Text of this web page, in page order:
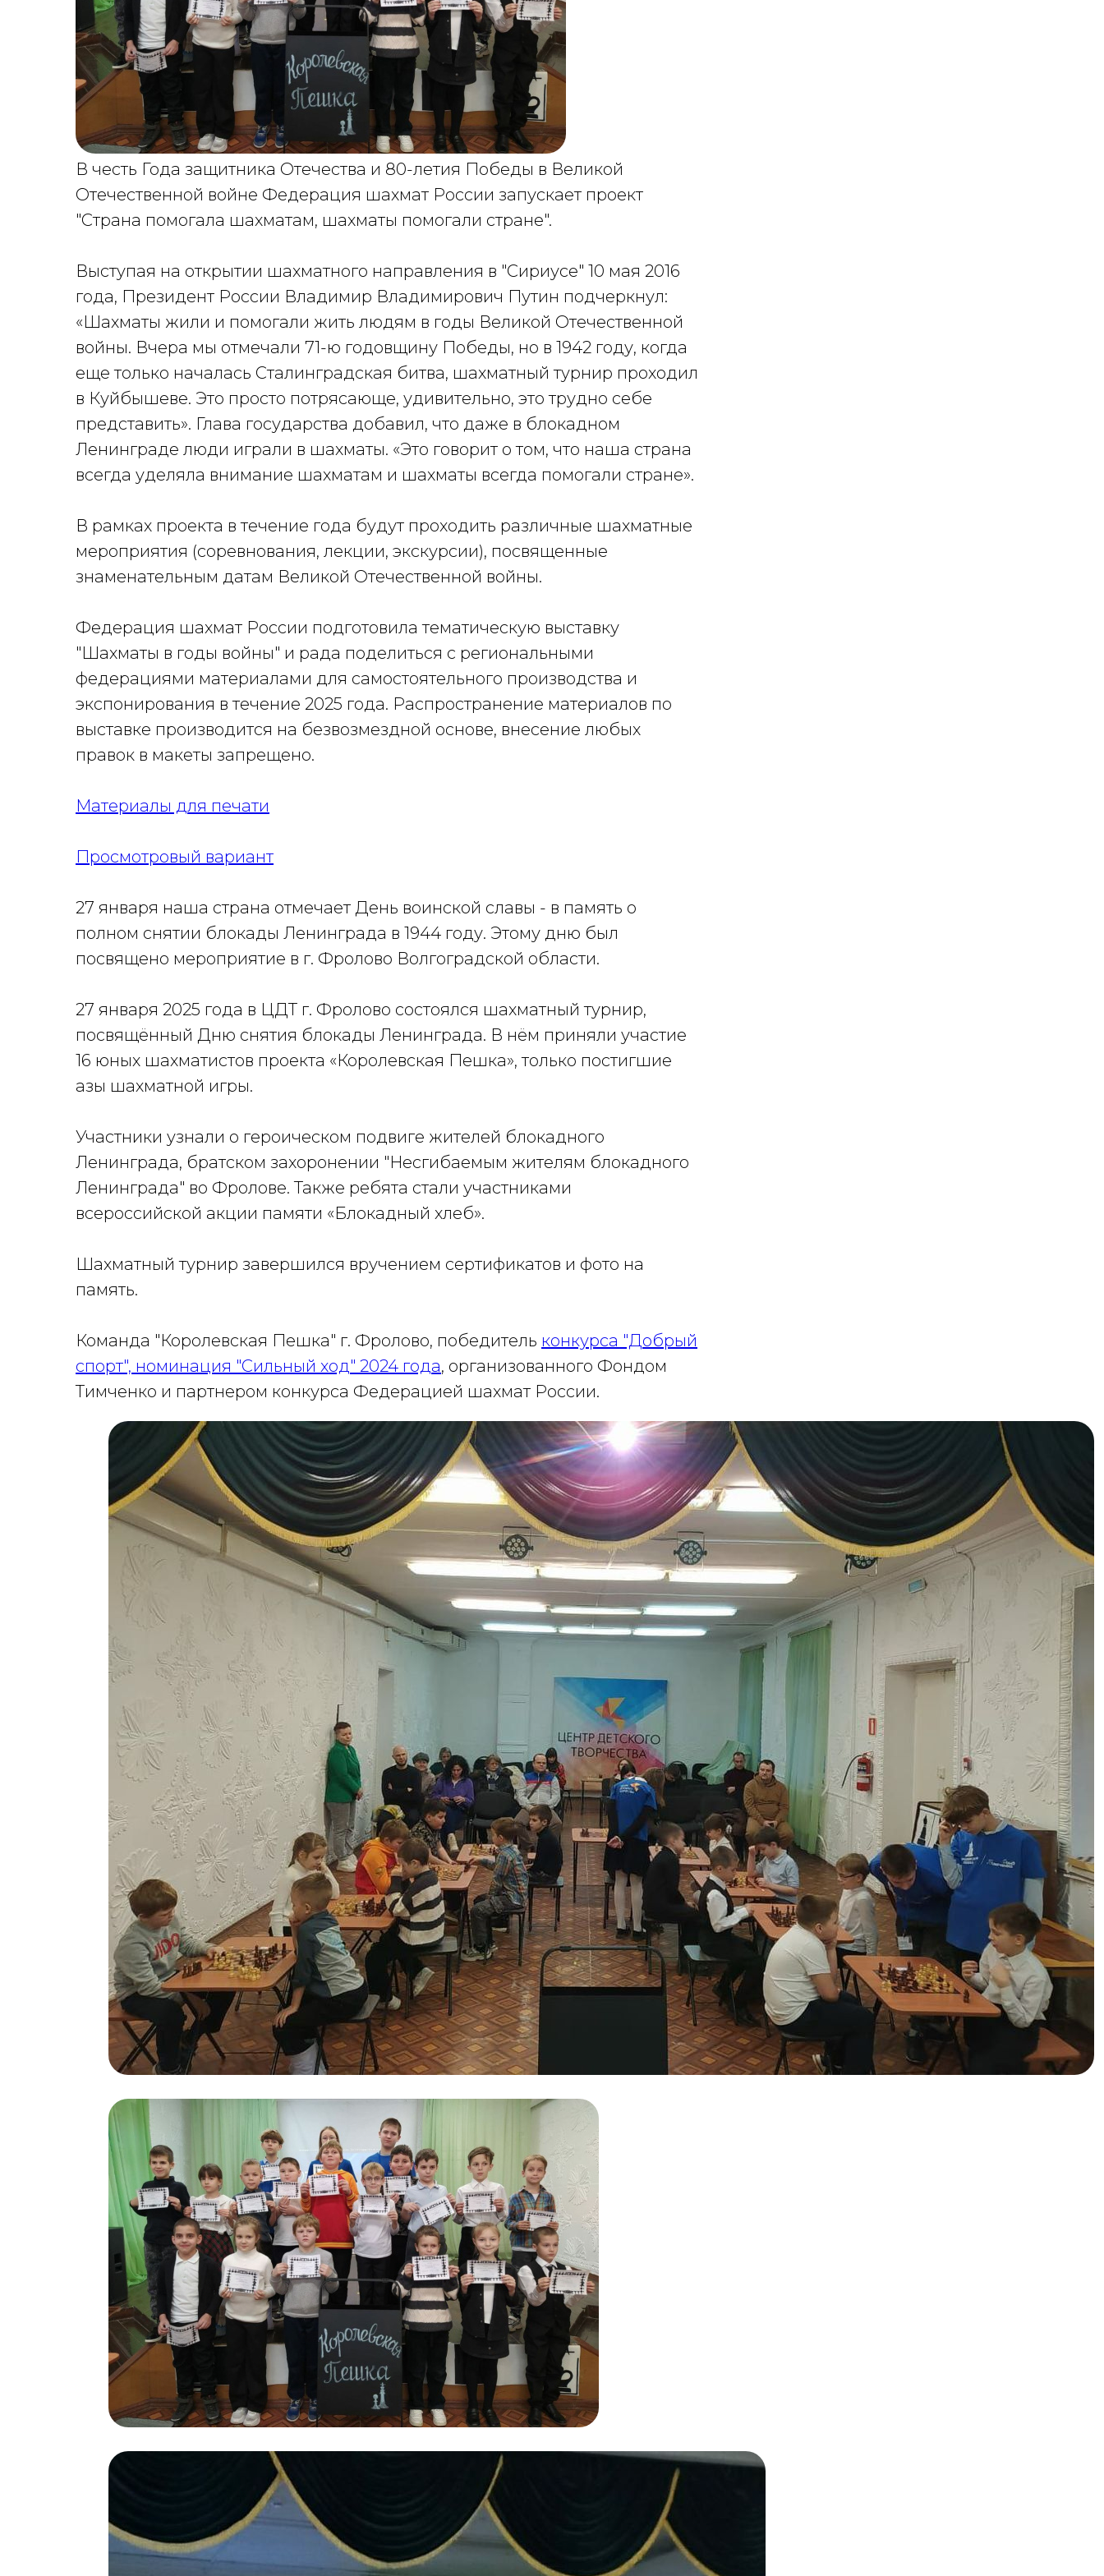
В честь Года защитника Отечества и 80-летия Победы в Великой
Отечественной войне Федерация шахмат России запускает проект
"Страна помогала шахматам, шахматы помогали стране".
Выступая на открытии шахматного направления в "Сириусе" 10 мая 2016
года, Президент России Владимир Владимирович Путин подчеркнул:
«Шахматы жили и помогали жить людям в годы Великой Отечественной
войны. Вчера мы отмечали 71-ю годовщину Победы, но в 1942 году, когда
еще только началась Сталинградская битва, шахматный турнир проходил
в Куйбышеве. Это просто потрясающе, удивительно, это трудно себе
представить». Глава государства добавил, что даже в блокадном
Ленинграде люди играли в шахматы. «Это говорит о том, что наша страна
всегда уделяла внимание шахматам и шахматы всегда помогали стране».
В рамках проекта в течение года будут проходить различные шахматные
мероприятия (соревнования, лекции, экскурсии), посвященные
знаменательным датам Великой Отечественной войны.
Федерация шахмат России подготовила тематическую выставку
"Шахматы в годы войны" и рада поделиться с региональными
федерациями материалами для самостоятельного производства и
экспонирования в течение 2025 года. Распространение материалов по
выставке производится на безвозмездной основе, внесение любых
правок в макеты запрещено.
Материалы для печати
Просмотровый вариант
27 января наша страна отмечает День воинской славы - в память о
полном снятии блокады Ленинграда в 1944 году. Этому дню был
посвящено мероприятие в г. Фролово Волгоградской области.
27 января 2025 года в ЦДТ г. Фролово состоялся шахматный турнир,
посвящённый Дню снятия блокады Ленинграда. В нём приняли участие
16 юных шахматистов проекта «Королевская Пешка», только постигшие
азы шахматной игры.
Участники узнали о героическом подвиге жителей блокадного
Ленинграда, братском захоронении "Несгибаемым жителям блокадного
Ленинграда" во Фролове. Также ребята стали участниками
всероссийской акции памяти «Блокадный хлеб».
Шахматный турнир завершился вручением сертификатов и фото на
память.
Команда "Королевская Пешка" г. Фролово, победитель конкурса "Добрый
спорт", номинация "Сильный ход" 2024 года, организованного Фондом
Тимченко и партнером конкурса Федерацией шахмат России.